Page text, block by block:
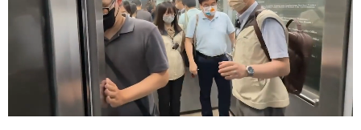
內容讓人看傻
白海豚明恐海警！全台大雨3天「這區下
到紫爆」
伊朗撂話美盟友：快勸川普停手！否則報
復
父親節泡湯了！白海豚海警機率飆
Loaded
100.00%